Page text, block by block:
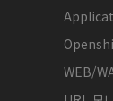
WEB/